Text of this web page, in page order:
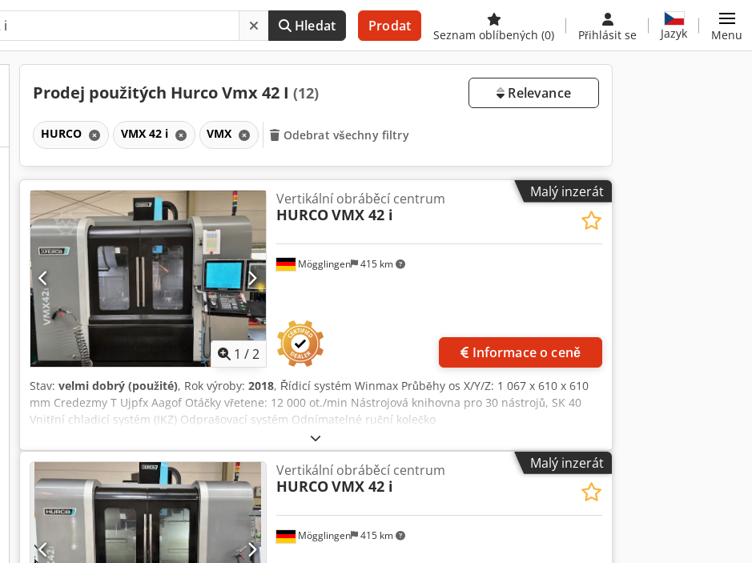
Hledat Prodat
Seznam oblíbených (0) Přihlásit se Jazyk Menu
Prodej použitých Hurco Vmx 42 I (12) Relevance
HURCO VMX 42 i VMX Odebrat všechny filtry
Malý inzerát
1 /2
Mögglingen 415 km
Vertikální obráběcí centrum
HURCOVMX 42 i
Informace o ceně
Stav: velmi dobrý (použité), Rok výroby: 2018, Řídicí systém Winmax Průběhy os X/Y/Z: 1 067 x 610 x 610
mm Credezmy T Ujpfx Aagof Otáčky vřetene: 12 000 ot./min Nástrojová knihovna pro 30 nástrojů, SK 40
Vnitřní chladicí systém (IKZ) Odprašovací systém Odnímatelné ruční kolečko
Malý inzerát
Mögglingen 415 km
Vertikální obráběcí centrum
HURCOVMX 42 i